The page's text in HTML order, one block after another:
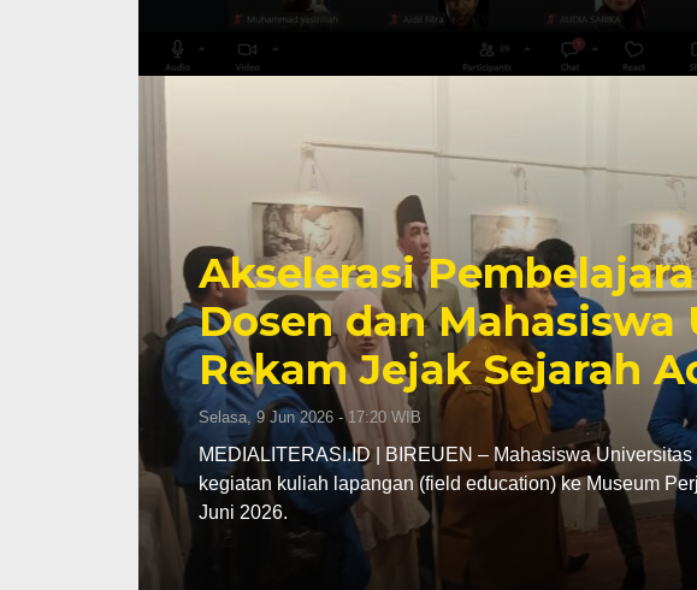
Akselerasi
Dosen dan Mahasiswa
Rekam Jejak Sejarah
Selasa, 9 Jun 2026 - 17:20 WIB
MEDIALITERASI.ID | BIREUEN – Mahasiswa
kegiatan kuliah lapangan (field education) ke Museum
Juni 2026.